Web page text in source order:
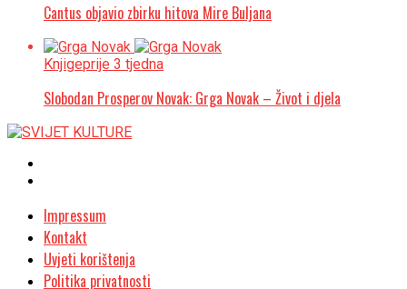
Cantus objavio zbirku hitova Mire Buljana
Knjigeprije 3 tjedna
Slobodan Prosperov Novak: Grga Novak – Život i djela
Impressum
Kontakt
Uvjeti korištenja
Politika privatnosti